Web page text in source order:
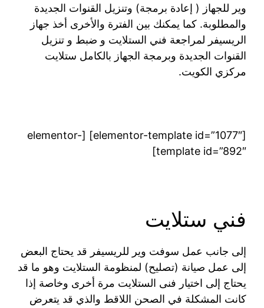
وير للجهاز ( إعادة برمجة) وتنزيل القنوات الجديدة
والمطلوبة. كما يمكنك بين الفترة والأخرى أخذ جهاز
الريسيفر لمراجعة فني الستلايت و ضبط و تنزيل
القنوات الجديدة وبرمجة الجهاز بالكامل ستلايت
مركزي الكويت.
[elementor-template id=”1077″] [elementor-
template id=”892″]
فني ستلايت
إلى جانب عمل سوفت وير للريسيفر قد يحتاج البعض
إلى عمل صيانة (تصليح) لمنظومة الستلايت وهو ما قد
يحتاج إلى اختيار فنى الستلايت مرة أخرى وخاصة إذا
كانت المشكلة في الصحن اللاقط والذي قد يتعرض